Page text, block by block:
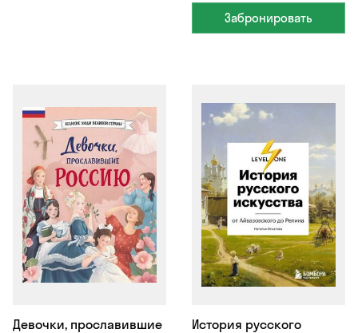
Забронировать
Девочки, прославившие
История русского